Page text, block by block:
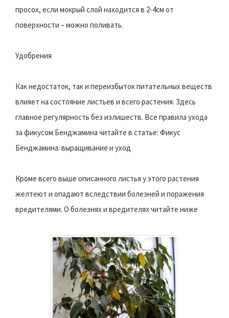
просох, если мокрый слой находится в 2-4см от
поверхности – можно поливать.
Удобрения
Как недостаток, так и переизбыток питательных веществ
влияет на состояние листьев и всего растения. Здесь
главное регулярность без излишеств. Все правила ухода
за фикусом Бенджамина читайте в статье: Фикус
Бенджамина: выращивание и уход
Кроме всего выше описанного листья у этого растения
желтеют и опадают вследствии болезней и поражения
вредителями. О болезнях и вредителях читайте ниже